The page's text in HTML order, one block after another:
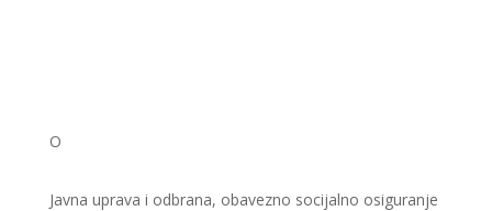
O
Javna uprava i odbrana, obavezno socijalno osiguranje